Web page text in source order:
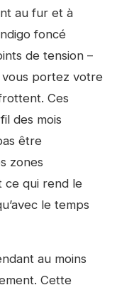
au fur et à
foncé
de tension –
vous portez votre
Ces
des mois
être
zones
ce qui rend le
le temps
au moins
Cette